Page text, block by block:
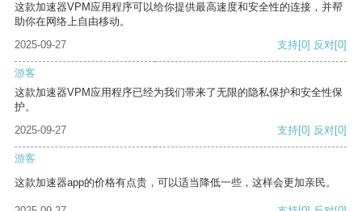
这款加速器VPM应用程序可以给你提供最高速度和安全性的连接，并帮
助你在网络上自由移动。
2025-09-27
支持[0] 反对[0]
游客
这款加速器VPM应用程序已经为我们带来了无限的隐私保护和安全性保
护。
2025-09-27
支持[0] 反对[0]
游客
这款加速器app的价格有点贵，可以适当降低一些，这样会更加亲民。